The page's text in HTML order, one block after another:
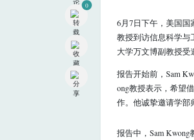
6月7日下午，美国国
教授到访信息科学与
大学万文博副教授受
报告开始前，Sam
ong教授表示，希望
作。他诚挚邀请学部
报告中，Sam Kwong